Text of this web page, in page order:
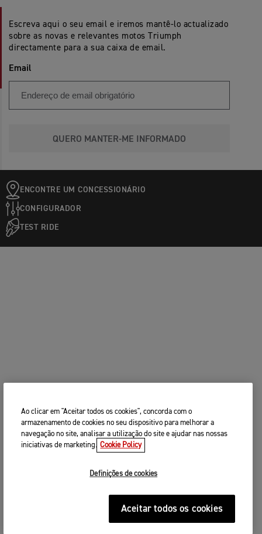
Escreva aqui o seu email e iremos mantê-lo actualizado
sobre as novas e relevantes motos Triumph
directamente para a sua caixa de email.
Email
QUERO MANTER-ME INFORMADO
ENCONTRE UM CONCESSIONÁRIO
CONFIGURADOR
TEST RIDE
Ao clicar em "Aceitar todos os cookies", concorda com o
armazenamento de cookies no seu dispositivo para melhorar a
navegação no site, analisar a utilização do site e ajudar nas nossas
iniciativas de marketing. Cookie Policy
Definições de cookies
Aceitar todos os cookies